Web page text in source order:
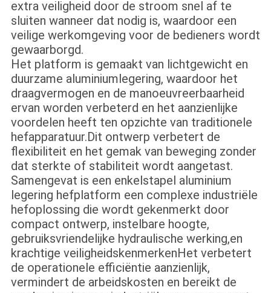
extra veiligheid door de stroom snel af te
sluiten wanneer dat nodig is, waardoor een
veilige werkomgeving voor de bedieners wordt
gewaarborgd.
Het platform is gemaakt van lichtgewicht en
duurzame aluminiumlegering, waardoor het
draagvermogen en de manoeuvreerbaarheid
ervan worden verbeterd en het aanzienlijke
voordelen heeft ten opzichte van traditionele
hefapparatuur.Dit ontwerp verbetert de
flexibiliteit en het gemak van beweging zonder
dat sterkte of stabiliteit wordt aangetast.
Samengevat is een enkelstapel aluminium
legering hefplatform een complexe industriële
hefoplossing die wordt gekenmerkt door
compact ontwerp, instelbare hoogte,
gebruiksvriendelijke hydraulische werking,en
krachtige veiligheidskenmerkenHet verbetert
de operationele efficiëntie aanzienlijk,
vermindert de arbeidskosten en bereikt de